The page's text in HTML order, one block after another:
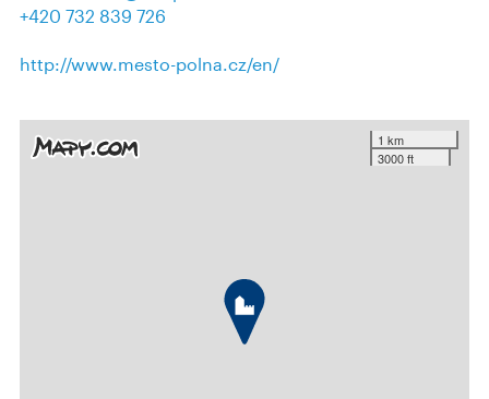
+420 732 839 726
http://www.mesto-polna.cz/en/
1 km
3000 ft